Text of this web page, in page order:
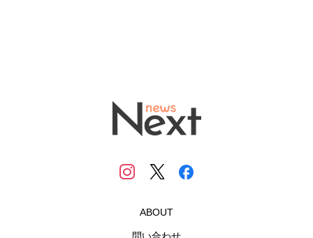
ABOUT